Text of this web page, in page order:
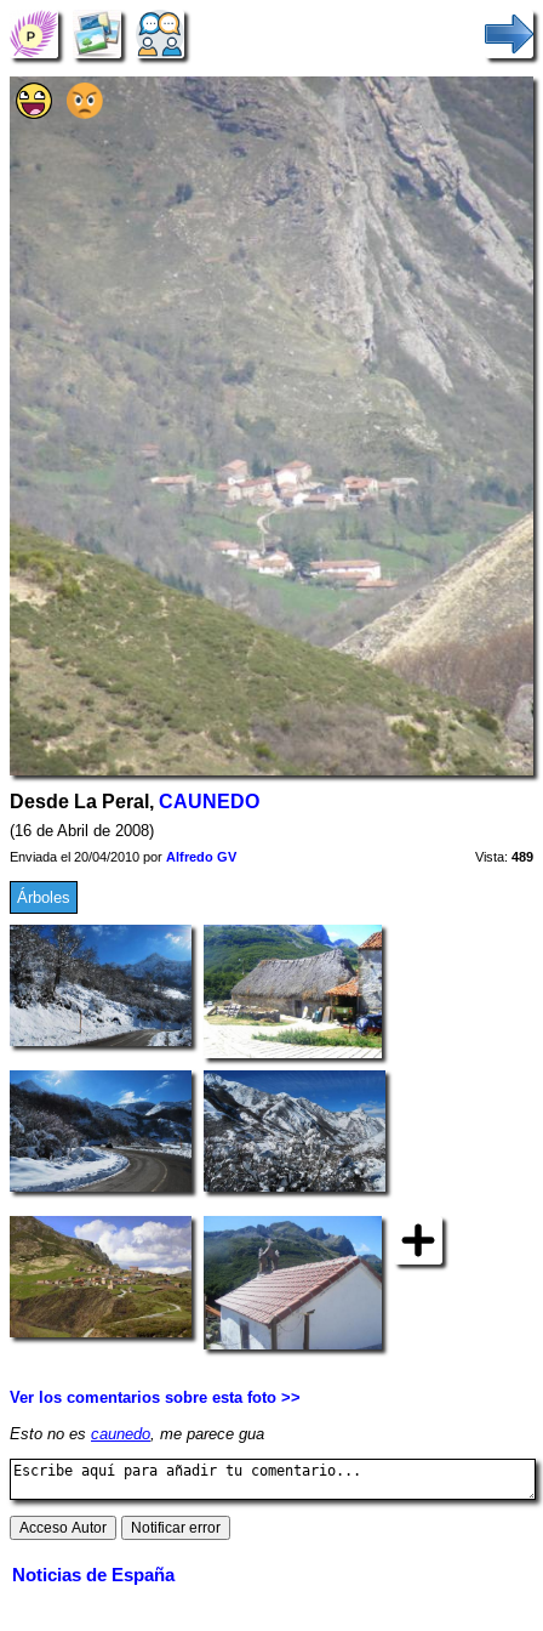
Desde La Peral, CAUNEDO
(16 de Abril de 2008)
Enviada el 20/04/2010 por Alfredo GV Vista: 489
Árboles
Ver los comentarios sobre esta foto >>
Esto no es caunedo, me parece gua
Noticias de España